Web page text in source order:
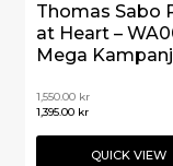
Thomas Sabo
at Heart –
Mega
1,550.00 kr
1,395.00 kr
QUICK VIEW